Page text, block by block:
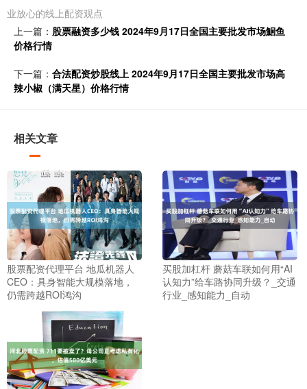
业放心的线上配资观点
上一篇： 股票融资多少钱 2024年9月17日全国主要批发市场鮰鱼
价格行情
下一篇： 合法配资炒股线上 2024年9月17日全国主要批发市场高
辣小椒（满天星）价格行情
相关文章
股票配资代理平台 地瓜机器人
CEO：具身智能大规模落地，
仍需跨越ROI鸿沟
买股加杠杆 蘑菇车联如何用“AI
认知力”给车路协同升级？_交通
行业_感知能力_自动